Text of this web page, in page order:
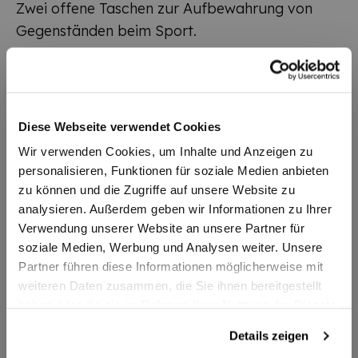
Diese Webseite verwendet Cookies
Wir verwenden Cookies, um Inhalte und Anzeigen zu
personalisieren, Funktionen für soziale Medien anbieten
zu können und die Zugriffe auf unsere Website zu
analysieren. Außerdem geben wir Informationen zu Ihrer
Verwendung unserer Website an unsere Partner für
soziale Medien, Werbung und Analysen weiter. Unsere
Partner führen diese Informationen möglicherweise mit
weiteren Daten zusammen, die Sie ihnen bereitgestellt
Details zeigen
Zwei offene Taschen zur Aufbewahrung von
Gegenständen beim Sport.
Lieferzeit
2-3 Tage
Beinlänge
Lang
Textil Materialien
91,1% Polyester/
8,9% Elasthan